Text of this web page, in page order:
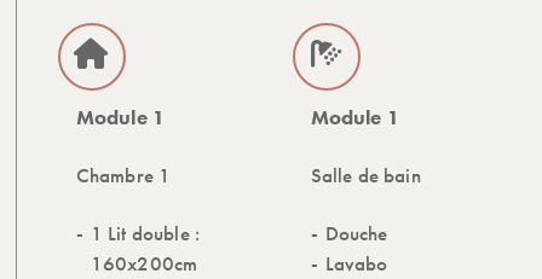
Module 1
Chambre 1
1 Lit double :
160x200cm
Module 1
Salle de bain
Douche
Lavabo